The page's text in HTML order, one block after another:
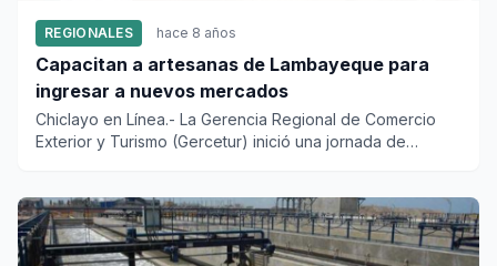
REGIONALES hace 8 años
Capacitan a artesanas de Lambayeque para
ingresar a nuevos mercados
Chiclayo en Línea.- La Gerencia Regional de Comercio
Exterior y Turismo (Gercetur) inició una jornada de